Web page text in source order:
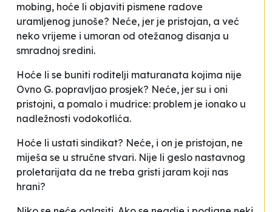
mobing, hoće li objaviti pismene radove
uramljenog junoše? Neće, jer je pristojan, a već
neko vrijeme i umoran od otežanog disanja u
smradnoj sredini.
Hoće li se buniti roditelji maturanata kojima nije
Ovno G. popravljao prosjek? Neće, jer su i oni
pristojni, a pomalo i mudrice: problem je ionako u
nadležnosti vodokotlića.
Hoće li ustati sindikat? Neće, i on je pristojan, ne
miješa se u stručne stvari. Nije li geslo nastavnog
proletarijata da ne treba gristi jaram koji nas
hrani?